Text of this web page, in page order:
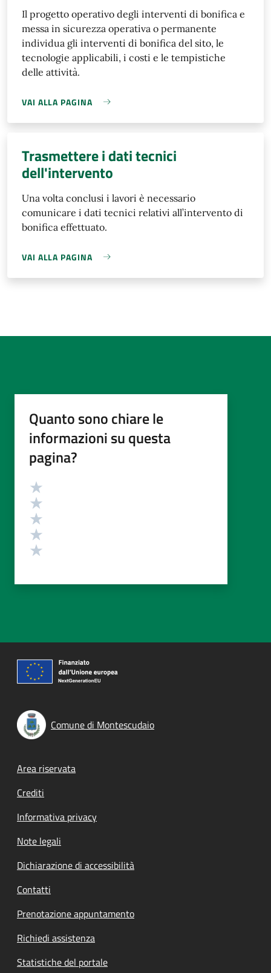
Il progetto operativo degli interventi di bonifica e
messa in sicurezza operativa o permanente
individua gli interventi di bonifica del sito, le
tecnologie applicabili, i costi e le tempistiche
delle attività.
VAI ALLA PAGINA
Trasmettere i dati tecnici
dell'intervento
Una volta conclusi i lavori è necessario
comunicare i dati tecnici relativi all’intervento di
bonifica effettuato.
VAI ALLA PAGINA
Quanto sono chiare le
informazioni su questa
pagina?
Valutazione
Comune di Montescudaio
Footer menu
Area riservata
Crediti
Informativa privacy
Note legali
Dichiarazione di accessibilità
Contatti
Prenotazione appuntamento
Richiedi assistenza
Statistiche del portale